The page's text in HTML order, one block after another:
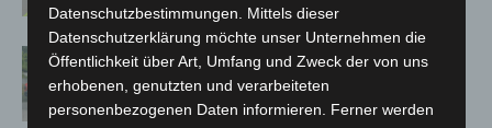
Region Hannover: 21 neue
Notfallsanitäter starten beim Roten
Kreuz
Datenschutzbestimmungen. Mittels dieser
Datenschutzerklärung möchte unser Unternehmen die
Öffentlichkeit über Art, Umfang und Zweck der von uns
erhobenen, genutzten und verarbeiteten
personenbezogenen Daten informieren. Ferner werden